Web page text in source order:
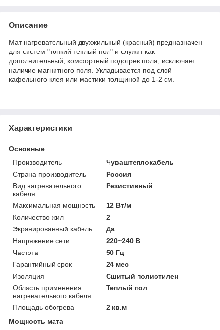
Описание
Мат нагревательный двухжильный (красный) предназначен
для систем "тонкий теплый пол" и служит как
дополнительный, комфортный подогрев пола, исключает
наличие магнитного поля. Укладывается под слой
кафельного клея или мастики толщиной до 1-2 см.
Характеристики
Основные
Производитель
Чуваштеплокабель
Страна производитель
Россия
Вид нагревательного
кабеля
Резистивный
Максимальная мощность
12 Вт/м
Количество жил
2
Экранированный кабель
Да
Напряжение сети
220~240 В
Частота
50 Гц
Гарантийный срок
24 мес
Изоляция
Сшитый полиэтилен
Область применения
нагревательного кабеля
Теплый пол
Площадь обогрева
2 кв.м
Мощность мата